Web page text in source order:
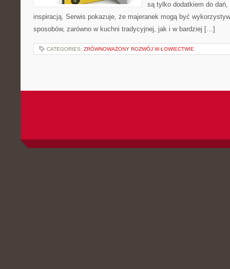
są tylko dodatkiem do dań,
inspiracją. Serwis pokazuje, że majeranek mogą być
sposobów, zarówno w kuchni tradycyjnej, jak i w bardziej […]
CATEGORIES: ZRÓWNOWAŻONY ROZWÓJ W ŁOWIECTWIE